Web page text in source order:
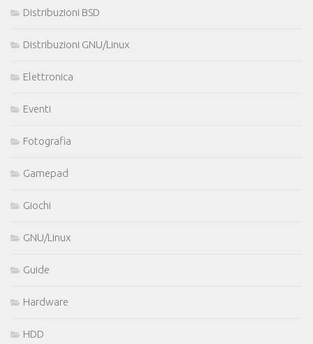
Distribuzioni BSD
Distribuzioni GNU/Linux
Elettronica
Eventi
Fotografia
Gamepad
Giochi
GNU/Linux
Guide
Hardware
HDD